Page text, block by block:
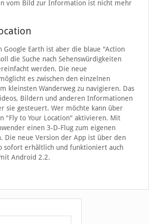
vom Bild zur Information ist nicht mehr
Google Earth ist aber die blaue "Action
die Suche nach Sehenswürdigkeiten
werden. Die neue
es zwischen den einzelnen
kleinsten Wanderweg zu navigieren. Das
Bildern und anderen Informationen
sie gesteuert. Wer möchte kann über
"Fly to Your Location" aktivieren. Mit
einen 3-D-Flug zum eigenen
Die neue Version der App ist über den
sofort erhältlich und funktioniert auch
Android 2.2.